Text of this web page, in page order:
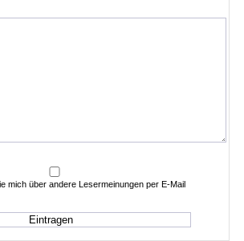
mich über andere Lesermeinungen per E-Mail